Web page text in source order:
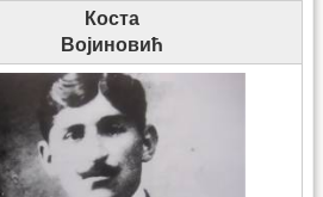
Коста
Војиновић